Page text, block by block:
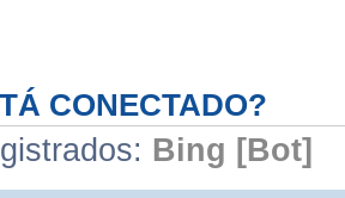
CONECTADO?
Bing [Bot]